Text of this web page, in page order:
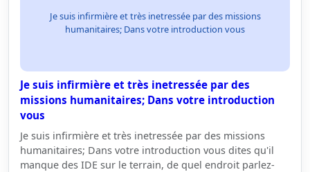
Je suis infirmière et très inetressée par des missions
humanitaires; Dans votre introduction vous
Je suis infirmière et très inetressée par des
missions humanitaires; Dans votre introduction
vous
Je suis infirmière et très inetressée par des missions
humanitaires; Dans votre introduction vous dites qu'il
manque des IDE sur le terrain, de quel endroit parlez-